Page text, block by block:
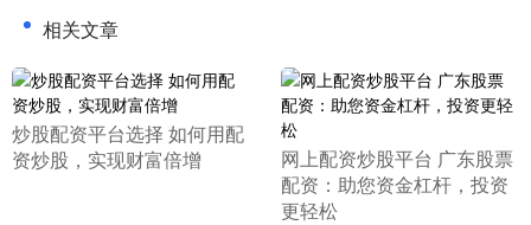
相关文章
​炒股配资平台选择 如何用配
资炒股，实现财富倍增
​网上配资炒股平台 广东股票
配资：助您资金杠杆，投资
更轻松